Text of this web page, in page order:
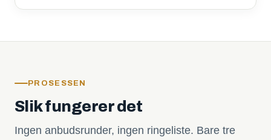
PROSESSEN
Slik fungerer det
Ingen anbudsrunder, ingen ringeliste. Bare tre